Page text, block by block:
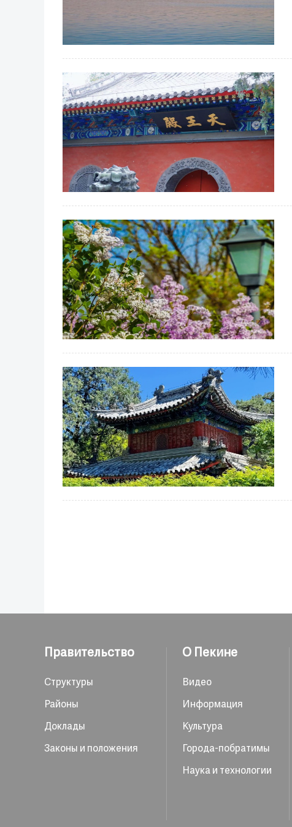
Правительство
Структуры
Районы
Доклады
Законы и положения
О Пекине
Видео
Информация
Культура
Города-побратимы
Наука и технологии